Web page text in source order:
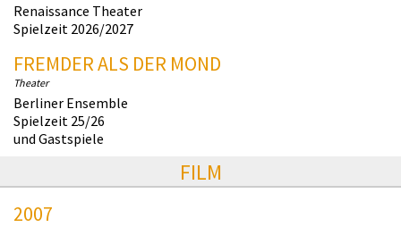
Renaissance Theater
Spielzeit 2026/2027
FREMDER ALS DER MOND
Theater
Berliner Ensemble
Spielzeit 25/26
und Gastspiele
FILM
2007